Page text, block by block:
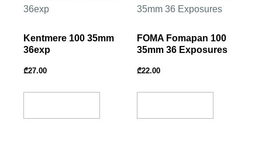
Kentmere 100 35mm
36exp
₾27.00
FOMA Fomapan 100
35mm 36 Exposures
₾22.00